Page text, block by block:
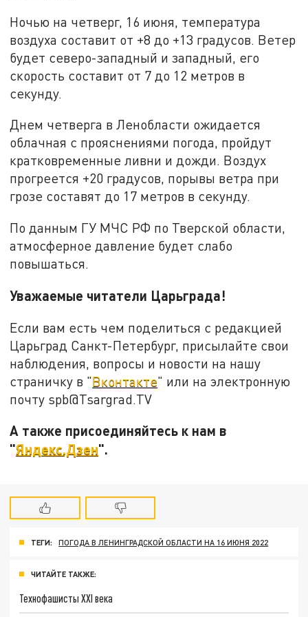
Ночью на четверг, 16 июня, температура
воздуха составит от +8 до +13 градусов. Ветер
будет северо-западный и западный, его
скорость составит от 7 до 12 метров в
секунду.
Днем четверга в Ленобласти ожидается
облачная с прояснениями погода, пройдут
кратковременные ливни и дожди. Воздух
прогреется +20 градусов, порывы ветра при
грозе составят до 17 метров в секунду.
По данным ГУ МЧС РФ по Тверской области,
атмосферное давление будет слабо
повышаться.
Уважаемые читатели Царьграда!
Если вам есть чем поделиться с редакцией
Царьград Санкт-Петербург, присылайте свои
наблюдения, вопросы и новости на нашу
страничку в "Вконтакте" или на электронную
почту spb@Tsargrad.TV
А также присоединяйтесь к нам в
"Яндекс.Дзен".
ТЕГИ: ПОГОДА В ЛЕНИНГРАДСКОЙ ОБЛАСТИ НА 16 ИЮНЯ 2022
ЧИТАЙТЕ ТАКЖЕ:
Технофашисты XXI века